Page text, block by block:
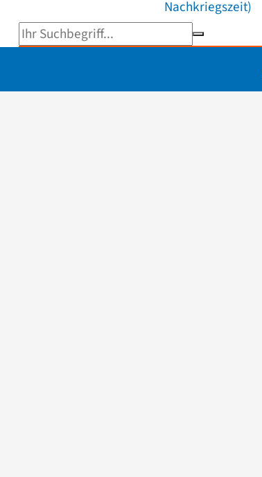
Nachkriegszeit)
Suchbegriff eingeben